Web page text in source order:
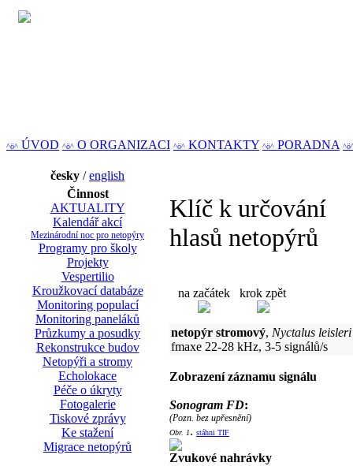
^ö^ ÚVOD ^ö^ O ORGANIZACI ^ö^ KONTAKTY ^ö^ PORADNA
česky /english
Činnost
AKTUALITY
Kalendář akcí
Mezinárodní noc pro netopýry
Programy pro školy
Projekty
Vespertilio
Kroužkovací databáze
Monitoring populací
Monitoring paneláků
Průzkumy a posudky
Rekonstrukce budov
Netopýři a stromy
Echolokace
Péče o úkryty
Fotogalerie
Tiskové zprávy
Ke stažení
Migrace netopýrů
Klíč k určování
hlasů netopýrů
na začátek krok zpět
netopýr stromový, Nyctalus leisleri
fmaxe 22-28 kHz, 3-5 signálů/s
Zobrazení záznamu signálu
Sonogram FD:
(Pozn. bez upřesnění)
Obr. 1. stáhni TIF
Zvukové nahrávky